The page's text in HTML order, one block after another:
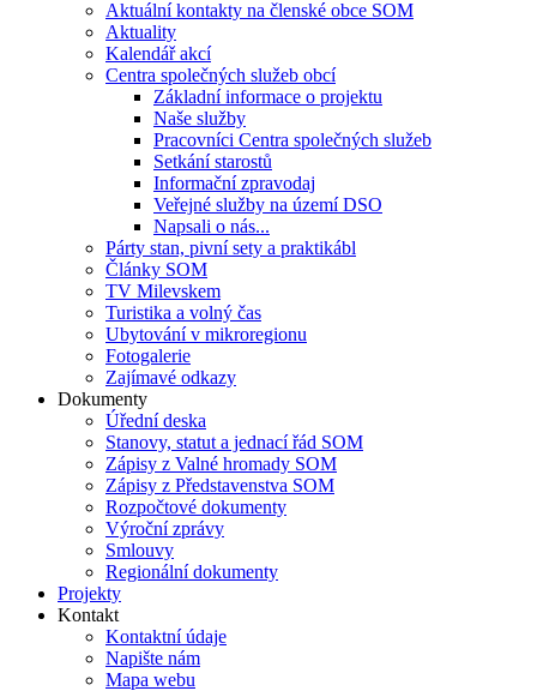
Aktuální kontakty na členské obce SOM
Aktuality
Kalendář akcí
Centra společných služeb obcí
Základní informace o projektu
Naše služby
Pracovníci Centra společných služeb
Setkání starostů
Informační zpravodaj
Veřejné služby na území DSO
Napsali o nás...
Párty stan, pivní sety a praktikábl
Články SOM
TV Milevskem
Turistika a volný čas
Ubytování v mikroregionu
Fotogalerie
Zajímavé odkazy
Dokumenty
Úřední deska
Stanovy, statut a jednací řád SOM
Zápisy z Valné hromady SOM
Zápisy z Představenstva SOM
Rozpočtové dokumenty
Výroční zprávy
Smlouvy
Regionální dokumenty
Projekty
Kontakt
Kontaktní údaje
Napište nám
Mapa webu